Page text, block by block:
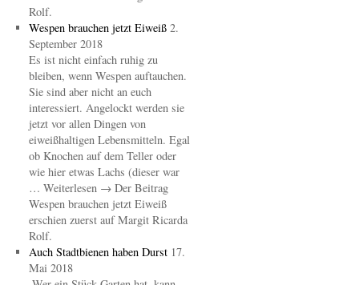
Rolf.
Wespen brauchen jetzt Eiweiß 2.
September 2018
Es ist nicht einfach ruhig zu
bleiben, wenn Wespen auftauchen.
Sie sind aber nicht an euch
interessiert. Angelockt werden sie
jetzt vor allen Dingen von
eiweißhaltigen Lebensmitteln. Egal
ob Knochen auf dem Teller oder
wie hier etwas Lachs (dieser war
… Weiterlesen → Der Beitrag
Wespen brauchen jetzt Eiweiß
erschien zuerst auf Margit Ricarda
Rolf.
Auch Stadtbienen haben Durst 17.
Mai 2018